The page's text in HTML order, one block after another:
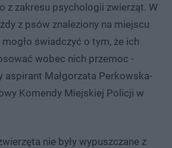
z zakresu psychologii zwierząt. W
z psów znaleziony na miejscu
mogło świadczyć o tym, że ich
wobec nich przemoc -
aspirant Małgorzata Perkowska-
Komendy Miejskiej Policji w
nie były wypuszczane z